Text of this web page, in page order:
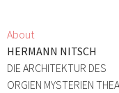
About
HERMANN NITSCH
DIE ARCHITEKTUR DES
ORGIEN MYSTERIEN